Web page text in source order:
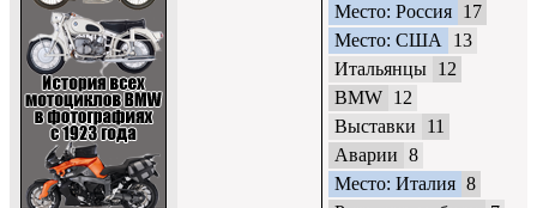
Место: Россия 17
Место: США
13
Итальянцы 12
BMW 12
Выставки
11
Аварии 8
Место: Италия 8